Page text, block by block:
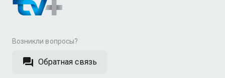
Возникли вопросы?
Обратная связь